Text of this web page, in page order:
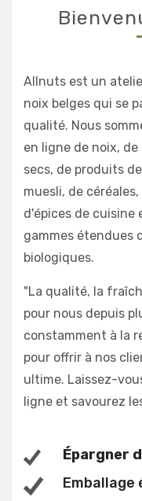
Allnuts est un
noix belges qui se
qualité. Nous
en ligne de noix,
secs, de produits
muesli, de
d'épices de cuisine
gammes étendues
biologiques.
"La qualité, la
pour nous depuis
constamment à la
pour offrir à nos
ultime. Laissez-
ligne et savourez
Épargner
Emballage